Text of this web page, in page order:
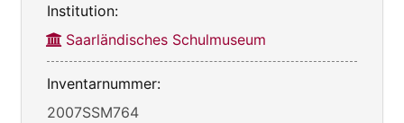
Institution:
Saarländisches Schulmuseum
Inventarnummer:
2007SSM764